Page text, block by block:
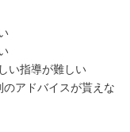
い指導が難しい
アドバイスが貰えな